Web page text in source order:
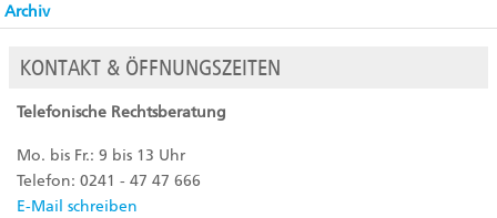
Archiv
KONTAKT & ÖFFNUNGSZEITEN
Telefonische Rechtsberatung
Mo. bis Fr.: 9 bis 13 Uhr
Telefon: 0241 - 47 47 666
E-Mail schreiben